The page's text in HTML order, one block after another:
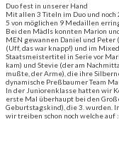
Duo fest in unserer Hand
Mit allen 3 Titeln im Duo und
5 von möglichen 9 Medaillen
Bei den Mädls konnten Marion
MEN gewannen Daniel und
(Uff, das war knapp!) und im
Staatsmeistertitel in Serie vor
kam) und Stevie (der am
mußte, der Arme), die ihre
dynamische Preßbaumer Team
In der Juniorenklasse hatten wir
erste Mal überhaupt bei den
Geburtstagskind), die 3. wurden.
wir treiben schon noch welche auf